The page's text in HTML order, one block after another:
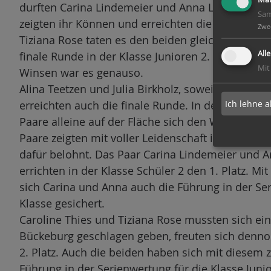
durften Carina Lindemeier und Anna Lindemeier
zeigten ihr Können und erreichten die finale
Tiziana Rose taten es den beiden gleich und
finale Runde in der Klasse Junioren 2. Bei den
Winsen war es genauso.
Alina Teetzen und Julia Birkholz, sowei Lisa
erreichten auch die finale Runde. In den finalen
Paare alleine auf der Fläche sich den
Paare zeigten mit voller Leidenschaft ihr Können
dafür belohnt. Das Paar Carina Lindemeier und
errichten in der Klasse Schüler 2 den 1. Platz.
sich Carina und Anna auch die Führung in der
Klasse gesichert.
Caroline Thies und Tiziana Rose mussten sich
Bückeburg geschlagen geben, freuten sich
2. Platz. Auch die beiden haben sich mit diesem
Mit
Ich lehne